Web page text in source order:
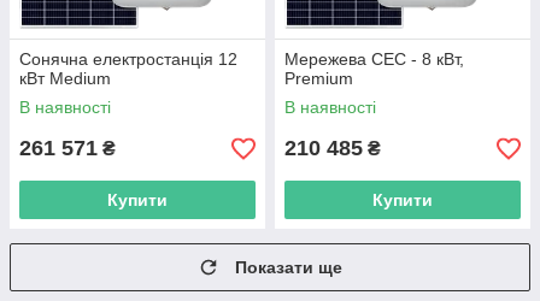
Сонячна електростанція 12
кВт Medium
В наявності
261 571 ₴
Купити
Мережева СЕС - 8 кВт,
Premium
В наявності
210 485 ₴
Купити
Показати ще